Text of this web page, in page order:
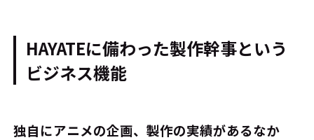
HAYATEに備わった製作幹事という
ビジネス機能
――独自にアニメの企画、製作の実績があるなか